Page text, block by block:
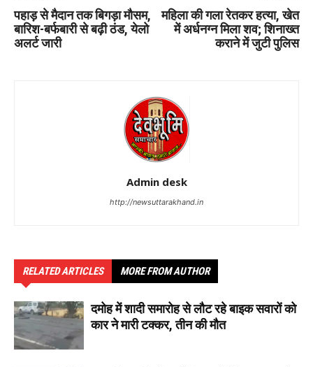
पहाड़ से मैदान तक बिगड़ा मौसम,
बारिश-बर्फबारी से बढ़ी ठंड, येलो
अलर्ट जारी
महिला की गला रेतकर हत्या, खेत
में अर्धनग्न मिला शव; शिनाख्त
कराने में जुटी पुलिस
Admin desk
http://newsuttarakhand.in
RELATED ARTICLES MORE FROM AUTHOR
दमोह में शादी समारोह से लौट रहे बाइक सवारों को
कार ने मारी टक्कर, तीन की मौत